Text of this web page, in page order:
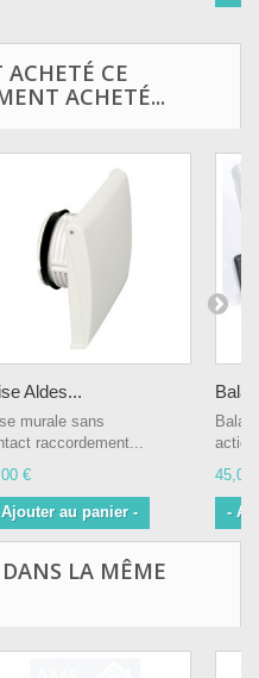
CE
ACHETÉ...
Aldes...
murale sans
raccordement...
€
au panier -
Balai
Balai
45,00
-
LA MÊME